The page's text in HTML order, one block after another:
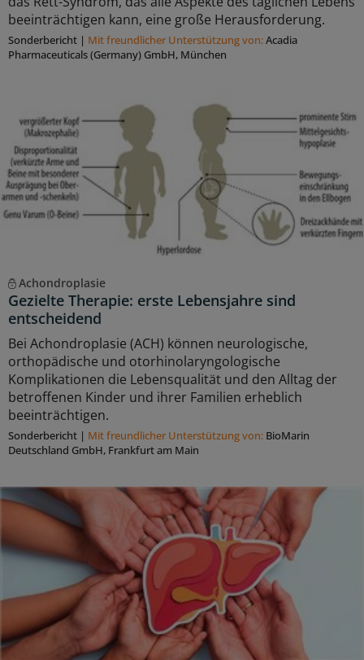
beeinträchtigen kann, eine große Herausforderung.
Sonderbericht | Mit freundlicher Unterstützung von:Acadia
Pharmaceuticals (Germany) GmbH, München
Achondroplasie
Gezielte Therapie: erste Lebensjahre sind
entscheidend
Bei Achondroplasie (ACH) können neurologische,
orthopädische und otorhinolaryngologische
Komplikationen die Lebensqualität und den Alltag der
betroffenen Kinder und ihrer Familien erheblich
beeinträchtigen.
Sonderbericht | Mit freundlicher Unterstützung von: BioMarin
Deutschland GmbH, Frankfurt am Main